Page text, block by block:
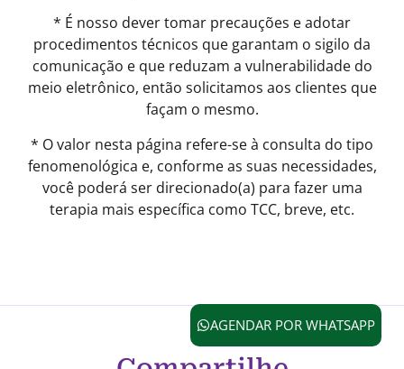
* É nosso dever tomar precauções e adotar
procedimentos técnicos que garantam o sigilo da
comunicação e que reduzam a vulnerabilidade do
meio eletrônico, então solicitamos aos clientes que
façam o mesmo.
* O valor nesta página refere-se à consulta do tipo
fenomenológica e, conforme as suas necessidades,
você poderá ser direcionado(a) para fazer uma
terapia mais específica como TCC, breve, etc.
AGENDAR POR WHATSAPP